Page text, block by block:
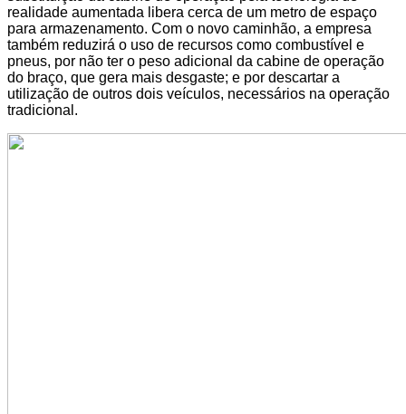
realidade aumentada libera cerca de um metro de espaço
para armazenamento. Com o novo caminhão, a empresa
também reduzirá o uso de recursos como combustível e
pneus, por não ter o peso adicional da cabine de operação
do braço, que gera mais desgaste; e por descartar a
utilização de outros dois veículos, necessários na operação
tradicional.